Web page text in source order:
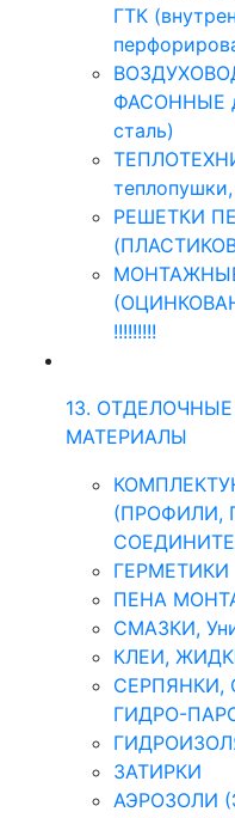
ГТК
ФАСОННЫЕ
сталь)
РЕШЕТКИ
!!!!!!!!!
13.
МАТЕРИАЛЫ
(ПРОФИЛИ,
ГЕРМЕТИКИ
ПЕНА
СМАЗКИ,
КЛЕИ,
СЕРПЯНКИ,
ГИДРО-
ЗАТИРКИ
АЭРОЗОЛИ